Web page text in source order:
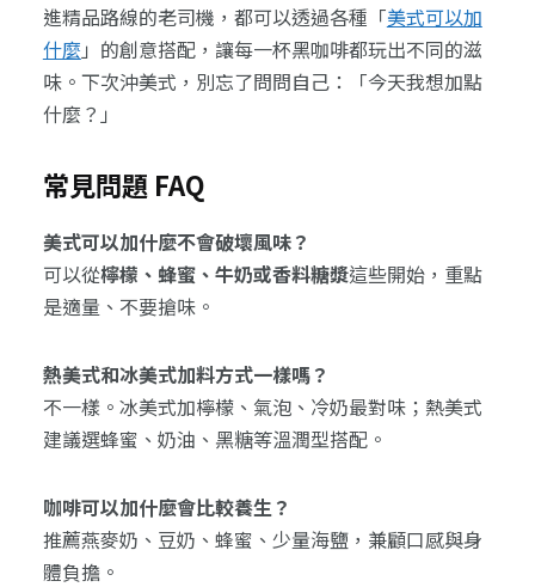
進精品路線的老司機，都可以透過各種「美式可以加
什麼 」的創意搭配，讓每一杯黑咖啡都玩出不同的滋
味。下次沖美式，別忘了問問自己：「今天我想加點
什麼？」
常見問題 FAQ
美式可以加什麼不會破壞風味？
可以從檸檬、蜂蜜、牛奶或香料糖漿這些開始，重點
是適量、不要搶味。
熱美式和冰美式加料方式一樣嗎？
不一樣。冰美式加檸檬、氣泡、冷奶最對味；熱美式
建議選蜂蜜、奶油、黑糖等溫潤型搭配。
咖啡可以加什麼會比較養生？
推薦燕麥奶、豆奶、蜂蜜、少量海鹽，兼顧口感與身
體負擔。